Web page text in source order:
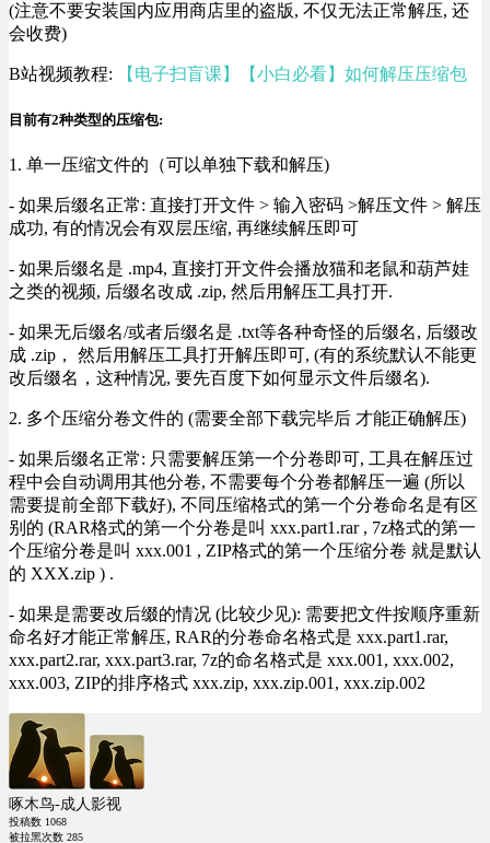
(注意不要安装国内应用商店里的盗版, 不仅无法正常解压, 还
会收费)
B站视频教程: 【电子扫盲课】【小白必看】如何解压压缩包
目前有2种类型的压缩包:
1. 单一压缩文件的（可以单独下载和解压)
- 如果后缀名正常: 直接打开文件 > 输入密码 >解压文件 > 解压
成功, 有的情况会有双层压缩, 再继续解压即可
- 如果后缀名是 .mp4, 直接打开文件会播放猫和老鼠和葫芦娃
之类的视频, 后缀名改成 .zip, 然后用解压工具打开.
- 如果无后缀名/或者后缀名是 .txt等各种奇怪的后缀名, 后缀改
成 .zip， 然后用解压工具打开解压即可, (有的系统默认不能更
改后缀名，这种情况, 要先百度下如何显示文件后缀名).
2. 多个压缩分卷文件的 (需要全部下载完毕后 才能正确解压)
- 如果后缀名正常: 只需要解压第一个分卷即可, 工具在解压过
程中会自动调用其他分卷, 不需要每个分卷都解压一遍 (所以
需要提前全部下载好), 不同压缩格式的第一个分卷命名是有区
别的 (RAR格式的第一个分卷是叫 xxx.part1.rar , 7z格式的第一
个压缩分卷是叫 xxx.001 , ZIP格式的第一个压缩分卷 就是默认
的 XXX.zip ) .
- 如果是需要改后缀的情况 (比较少见): 需要把文件按顺序重新
命名好才能正常解压, RAR的分卷命名格式是 xxx.part1.rar,
xxx.part2.rar, xxx.part3.rar, 7z的命名格式是 xxx.001, xxx.002,
xxx.003, ZIP的排序格式 xxx.zip, xxx.zip.001, xxx.zip.002
啄木鸟-成人影视
投稿数 1068
被拉黑次数 285